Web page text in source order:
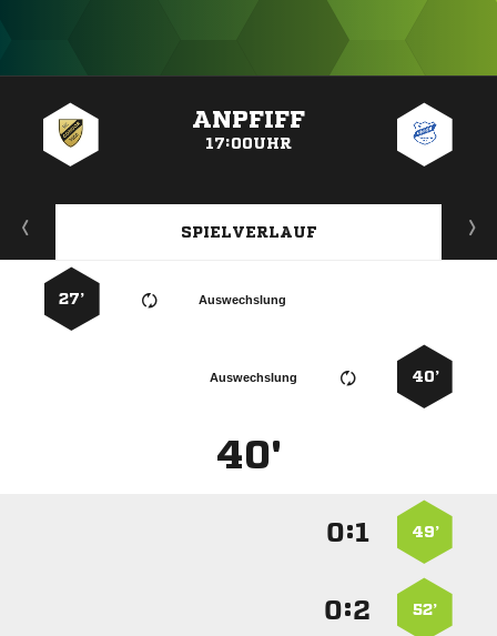
ANPFIFF
17:00UHR
SPIELVERLAUF
Auswechslung
27’
40’
Auswechslung
40'
49’
:
52’
: